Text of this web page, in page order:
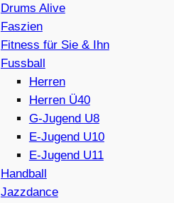
Drums Alive
Faszien
Fitness für Sie & Ihn
Fussball
Herren
Herren Ü40
G-Jugend U8
E-Jugend U10
E-Jugend U11
Handball
Jazzdance